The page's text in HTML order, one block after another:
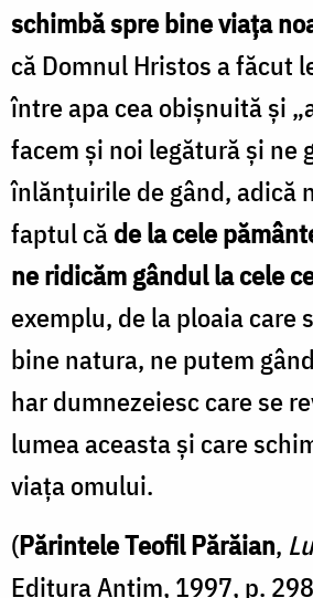
schimbă spre bine viața
că Domnul Hristos a făcut
între apa cea obișnuită și
facem și noi legătură și ne
înlănțuirile de gând, adică
faptul căde la cele
ne ridicăm gândul la cele
exemplu, de la ploaia care
bine natura, ne putem
har dumnezeiesc care se
lumea aceasta și care
viața omului.
(Părintele Teofil Părăian,
Editura Antim, 1997, p.